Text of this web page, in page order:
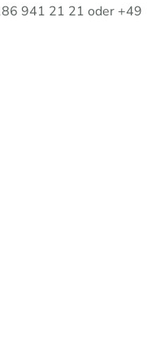
941 21 21 oder +49